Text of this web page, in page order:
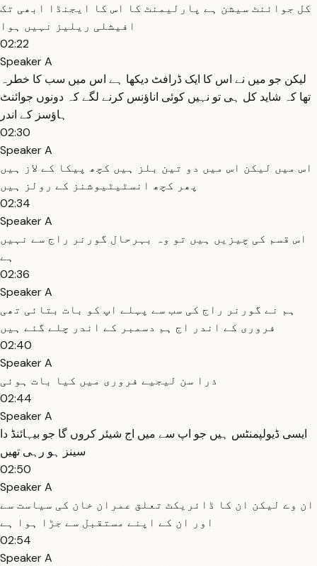
کل جوائنٹ سیشن ہے پارلیمنٹ کا اس کا ایجنڈا ابھی تک
افیشلی ریلیز نہیں ہوا
02:22
Speaker A
لیکن جو میں نے اس کا ایک ڈرافٹ دیکھا ہے اس میں سب کا خطرہ
تھا کہ شاید کل ہی تو نہیں کوئی اناؤنس کرنے لگے کہ دونوں جوائنٹ
ہاؤسز کے اندر
02:30
Speaker A
اس میں لیکن اس میں دو تین بلز ہیں کچھ پیکا کے لاز ہیں
پھر کچھ انسٹیٹیوشنز کے رولز ہیں
02:34
Speaker A
اس قسم کی چیزیں ہیں تو وہ بہرحال گورنر راج سے نہیں
ہے
02:36
Speaker A
ہم نے گورنر راج کی سب سے پہلے اپ کو بات بتائی تھی
فروری کے اندر اج ہم دسمبر کے اندر چلے گئے ہیں
02:40
Speaker A
ذرا سن لیجیے فروری میں کیا بات ہوئی
02:44
Speaker A
ایسی ڈیولپمنٹس ہیں جو اپ سے میں اج شیئر کروں گا جو بیہائنڈ دا
سینز ہو رہی تھیں
02:50
Speaker A
ان وے لیکن ان کا ڈائریکٹ تعلق عمران خان کی سیاست سے
اور ان کے اپنے مستقبل سے جڑا ہوا ہے
02:54
Speaker A